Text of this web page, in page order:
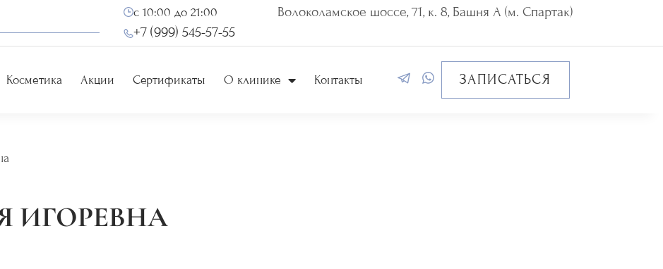
с 10:00 до 21:00 Волоколамское шоссе, 71, к. 8, Башня А (м. Спартак)
+7 (999) 545-57-55
Косметика Акции Сертификаты О клинике Контакты ЗАПИСАТЬСЯ
ИГОРЕВНА